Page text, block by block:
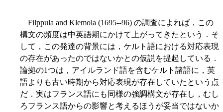
Filppula and Klemola (1695--96) の調査によれば，この
構文の頻度は中英語期にかけて上がってきたという．そ
して，この発達の背景には，ケルト語における対応表現
の存在があったのではないかとの仮説を提起している．
論拠の1つは，アイルランド語を含むケルト諸語に，英
語よりも古い時期から対応表現が存在していたという点
だ．実はフランス語にも同様の強調構文が存在し，むし
ろフランス語からの影響と考えるほうが妥当ではないか